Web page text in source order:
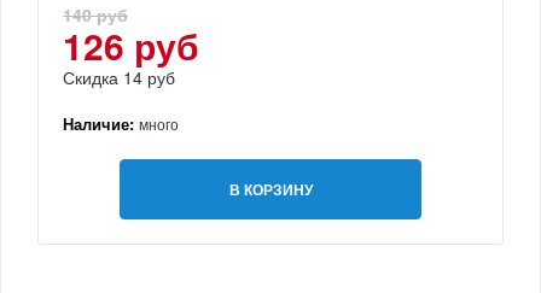
140 руб
126 руб
Скидка 14 руб
Наличие: много
В КОРЗИНУ